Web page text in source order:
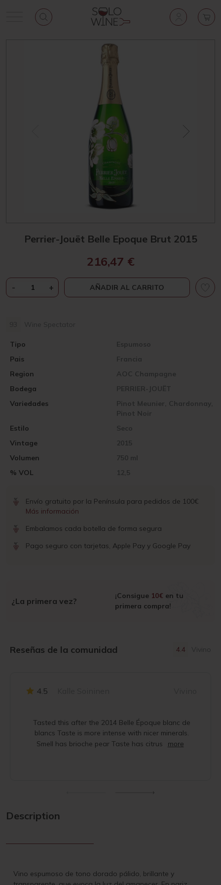
Perrier-Jouët Belle Epoque Brut 2015
Wine Spectator
Pais Francia
Vintage 2015
Region AOC Champagne
Volumen 750 ml
Bodega PERRIER-JOUËT
% VOL 12,5
Variedades
Pinot Meunier, Chardonnay,
Pinot Noir
Tipo Espumoso
Estilo Seco
216,47 €
-PERRIER-
JOUËT
BRUT
CANTIDAD
+ AÑADIR AL CARRITO
Envío gratuito por la Península para pedidos de 100€
Más información
Embalamos cada botella de forma segura
Pago seguro con tarjetas, Apple Pay y Google Pay
¿La primera vez?
¡Consigue 10€ en tu
primera compra!
Reseñas de la comunidad 4.4 Vivino
4.5
Tasted this after the 2014 Belle Époque blanc de
blancs Taste is more intense with nicer minerals.
Smell has brioche pear Taste has citrus
more
Description
Vino espumoso de tono dorado pálido, brillante y